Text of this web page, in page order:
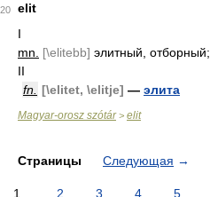
20
elit
I
mn.
[\elitebb] элитный, отборный;
II
fn. [\elitet, \elitje] — элита
Magyar-orosz szótár> elit
Страницы Следующая →
1 2 3 4 5